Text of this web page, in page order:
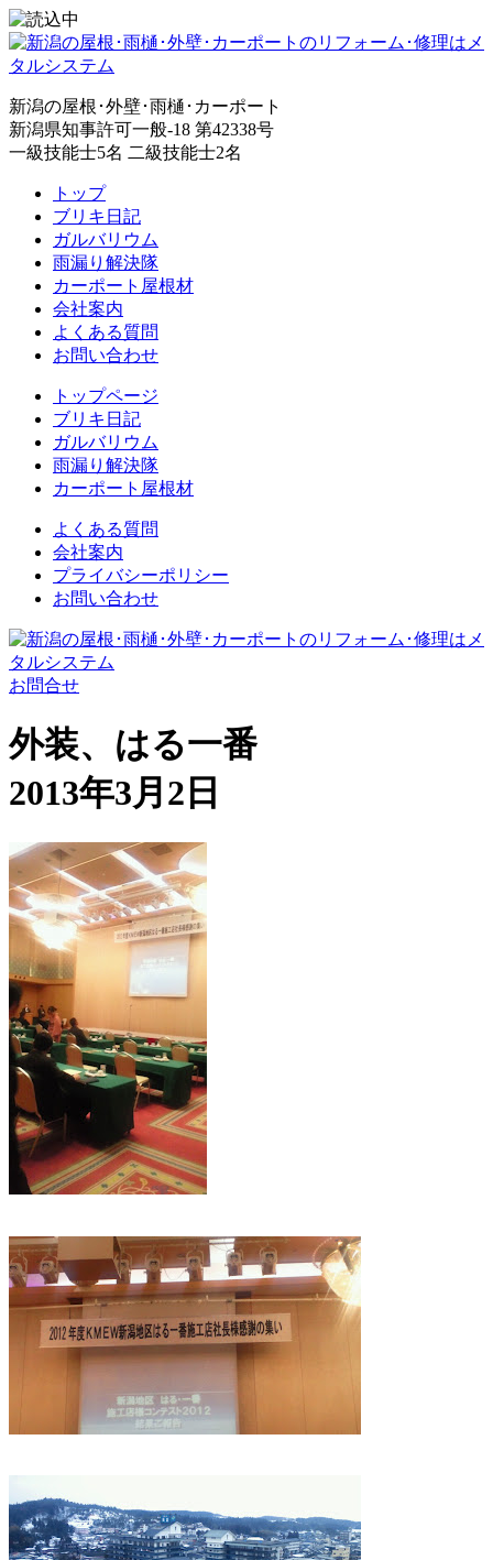
新潟の屋根･外壁･雨樋･カーポート
新潟県知事許可一般-18 第42338号
一級技能士5名 二級技能士2名
トップ
ブリキ日記
ガルバリウム
雨漏り解決隊
カーポート屋根材
会社案内
よくある質問
お問い合わせ
トップページ
ブリキ日記
ガルバリウム
雨漏り解決隊
カーポート屋根材
よくある質問
会社案内
プライバシーポリシー
お問い合わせ
お問合せ
外装、はる一番
2013年3月2日